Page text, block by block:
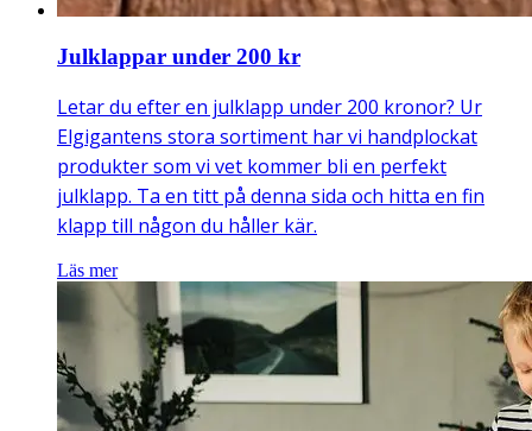
Julklappar under 200 kr
Letar du efter en julklapp under 200 kronor? Ur
Elgigantens stora sortiment har vi handplockat
produkter som vi vet kommer bli en perfekt
julklapp. Ta en titt på denna sida och hitta en fin
klapp till någon du håller kär.
Läs mer